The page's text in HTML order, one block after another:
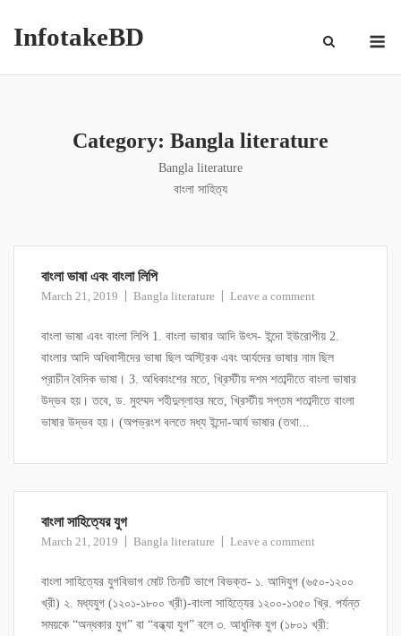
InfotakeBD
Category: Bangla literature
Bangla literature
বাংলা সাহিত্য
বাংলা ভাষা এবং বাংলা লিপি
March 21, 2019 Bangla literature Leave a comment
বাংলা ভাষা এবং বাংলা লিপি 1. বাংলা ভাষার আদি উৎস- ইন্দো ইউরোপীয় 2.
বাংলার আদি অধিবাসীদের ভাষা ছিল অস্ট্রিক এবং আর্যদের ভাষার নাম ছিল
প্রাচীন বৈদিক ভাষা। 3. অধিকাংশের মতে, খ্রিস্টীয় দশম শতাব্দীতে বাংলা ভাষার
উদ্ভব হয়। তবে, ড. মুহম্মদ শহীদুল্লাহর মতে, খ্রিস্টীয় সপ্তম শতাব্দীতে বাংলা
ভাষার উদ্ভব হয়। (অপভ্রংশ বলতে মধ্য ইন্দো-আর্য ভাষার (তথা...
বাংলা সাহিত্যের যুগ
March 21, 2019 Bangla literature Leave a comment
বাংলা সাহিত্যের যুগবিভাগ মোট তিনটি ভাগে বিভক্ত- ১. আদিযুগ (৬৫০-১২০০
খ্রী) ২. মধ্যযুগ (১২০১-১৮০০ খ্রী)-বাংলা সাহিত্যের ১২০০-১৩৫০ খ্রি. পর্যন্ত
সময়কে “অন্ধকার যুগ” বা “বন্ধ্যা যুগ” বলে ৩. আধুনিক যুগ (১৮০১ খ্রী: